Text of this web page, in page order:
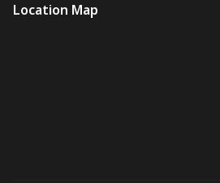
Location Map